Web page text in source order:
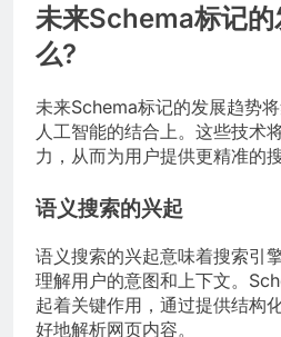
未来Schema标记的
么?
未来Schema标记的发展趋势
人工智能的结合上。这些技术
力，从而为用户提供更精准的搜
语义搜索的兴起
语义搜索的兴起意味着搜索引
理解用户的意图和上下文。
起着关键作用，通过提供结构
好地解析网页内容。